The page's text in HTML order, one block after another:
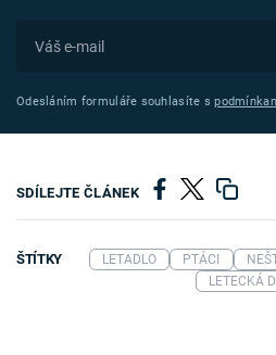
Odesláním formuláře souhlasíte s
SDÍLEJTE ČLÁNEK
ŠTÍTKY LETADLO PTÁCI
LETECKÁ